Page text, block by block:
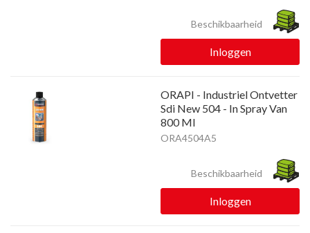
Beschikbaarheid
Inloggen
ORAPI - Industriel Ontvetter
Sdi New 504 - In Spray Van
800 Ml
ORA4504A5
Beschikbaarheid
Inloggen